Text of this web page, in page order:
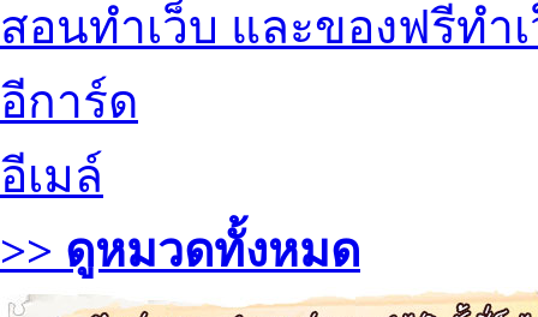
สอนทำเว็บ และของฟรีทำ
อีการ์ด
อีเมล์
>> ดูหมวดทั้งหมด